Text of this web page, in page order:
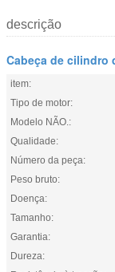
descrição
Cabeça de cilindro
item:
Tipo de motor:
Modelo NÃO.:
Qualidade:
Número da peça:
Peso bruto:
Doença:
Tamanho:
Garantia:
Dureza: